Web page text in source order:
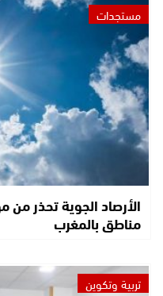
مستجدات
الأرصاد الجوية تحذر
مناطق بالمغرب
تربية وتكوين